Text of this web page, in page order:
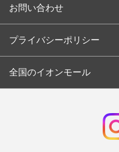
お問い合わせ
プライバシーポリシー
全国のイオンモール